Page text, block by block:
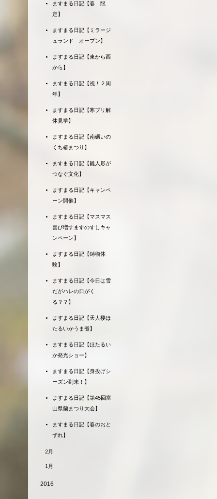
ますまる日記【春 限
定】
ますまる日記【ミラージ
ュランド オープン】
ますまる日記【東から西
から】
ますまる日記【祝！２周
年】
ますまる日記【寒ブリ解
体見学】
ますまる日記【南砺いの
くち椿まつり】
ますまる日記【雛人形が
つなぐ文化】
ますまる日記【キャンペ
ーン開催】
ますまる日記【マスマス
喜び増すますのすしキャ
ンペーン】
ますまる日記【鋳物体
験】
ますまる日記【今日は雪
だがハレの日がく
る？？】
ますまる日記【天人楼ほ
たるいかうま煮】
ますまる日記【ほたるい
か発光ショー】
ますまる日記【身投げシ
ーズン到来！】
ますまる日記【第45回富
山県蘭まつり大会】
ますまる日記【春のおと
ずれ】
2月
1月
2016